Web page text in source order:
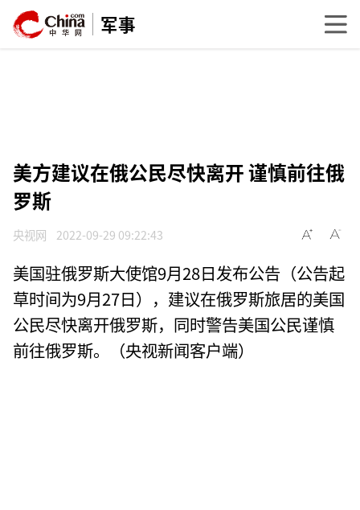
军事
美方建议在俄公民尽快离开 谨慎前往俄
罗斯
央视网 2022-09-29 09:22:43
美国驻俄罗斯大使馆9月28日发布公告（公告起
草时间为9月27日），建议在俄罗斯旅居的美国
公民尽快离开俄罗斯，同时警告美国公民谨慎
前往俄罗斯。（央视新闻客户端）